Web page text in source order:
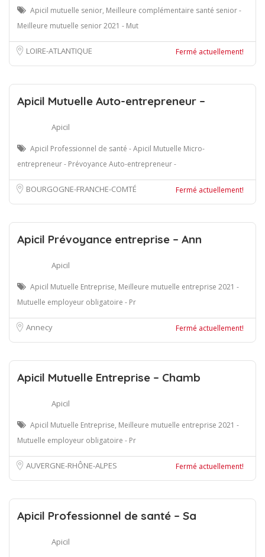
Apicil mutuelle senior, Meilleure complémentaire santé senior -
Meilleure mutuelle senior 2021 - Mut
LOIRE-ATLANTIQUE Fermé actuellement!
Apicil Mutuelle Auto-entrepreneur –
Apicil
Apicil Professionnel de santé - Apicil Mutuelle Micro-
entrepreneur - Prévoyance Auto-entrepreneur -
BOURGOGNE-FRANCHE-COMTÉ Fermé actuellement!
Apicil Prévoyance entreprise – Ann
Apicil
Apicil Mutuelle Entreprise, Meilleure mutuelle entreprise 2021 -
Mutuelle employeur obligatoire - Pr
Annecy Fermé actuellement!
Apicil Mutuelle Entreprise – Chamb
Apicil
Apicil Mutuelle Entreprise, Meilleure mutuelle entreprise 2021 -
Mutuelle employeur obligatoire - Pr
AUVERGNE-RHÔNE-ALPES Fermé actuellement!
Apicil Professionnel de santé – Sa
Apicil